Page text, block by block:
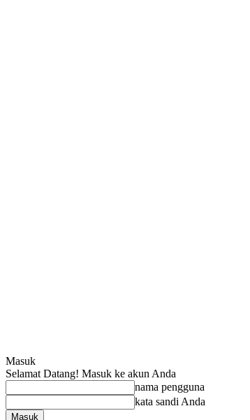
Masuk
Selamat Datang! Masuk ke akun Anda
nama pengguna
kata sandi Anda